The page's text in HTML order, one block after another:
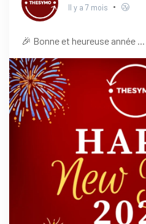
Il y a 7 mois
🎉 Bonne et heureuse année